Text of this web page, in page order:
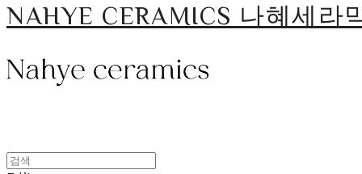
NAHYE CERAMICS 나혜세라